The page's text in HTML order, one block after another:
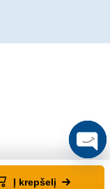
Į krepšelį
O